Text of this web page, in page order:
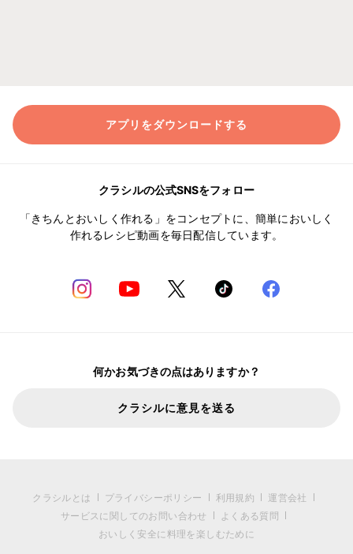
アプリをダウンロードする
クラシルの公式SNSをフォロー
「きちんとおいしく作れる」をコンセプトに、簡単においしく
作れるレシピ動画を毎日配信しています。
何かお気づきの点はありますか？
クラシルに意見を送る
クラシルとは プライバシーポリシー 利用規約
運営会社
サービスに関してのお問い合わせ
よくある質問
おいしく安全に料理を楽しむために